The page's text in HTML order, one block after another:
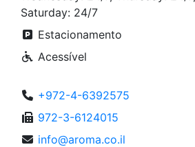
Saturday: 24/7
Estacionamento
Acessível
+972-4-6392575
972-3-6124015
info@aroma.co.il